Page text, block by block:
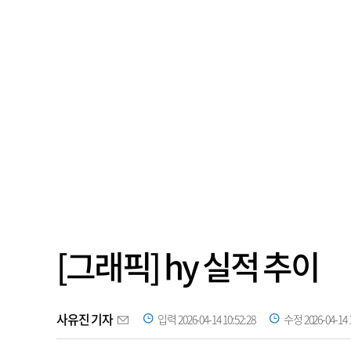
[그래픽] hy 실적 추이
사유진 기자 입력 2026-04-14 10:52:28 수정 2026-04-14